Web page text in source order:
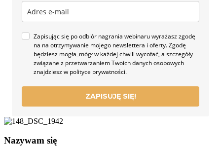
Zapisując się po odbiór nagrania webinaru wyrażasz zgodę
na na otrzymywanie mojego newslettera i oferty. Zgodę
będziesz mogła_mógł w każdej chwili wycofać, a szczegóły
związane z przetwarzaniem Twoich danych osobowych
znajdziesz w polityce prywatności.
ZAPISUJĘ SIĘ!
Nazywam się